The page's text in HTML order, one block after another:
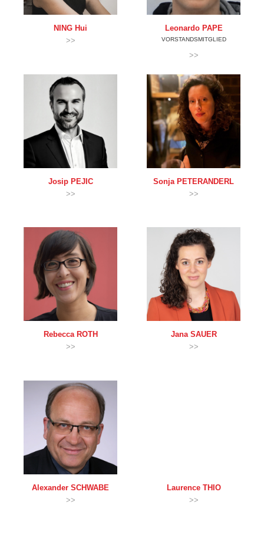
NING Hui
>>
Leonardo PAPE
VORSTANDSMITGLIED
>>
Josip PEJIC
>>
Sonja PETERANDERL
>>
Rebecca ROTH
>>
Jana SAUER
>>
Alexander SCHWABE
>>
Laurence THIO
>>